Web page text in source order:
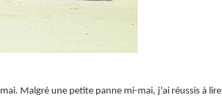
Malgré une petite panne mi-mai, j'ai réussis à lire